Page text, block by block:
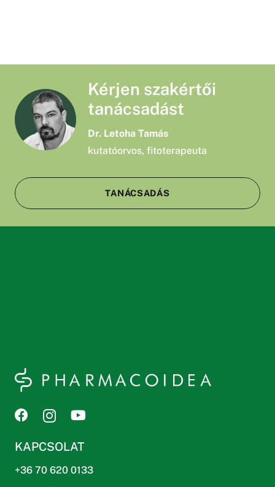
Kérjen szakértői
tanácsadást
Dr. Letoha Tamás
kutatóorvos, fitoterapeuta
TANÁCSADÁS
KAPCSOLAT
+36 70 620 0133